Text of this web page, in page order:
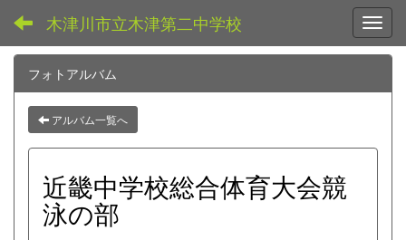
木津川市立木津第二中学校
フォトアルバム
アルバム一覧へ
近畿中学校総合体育大会競
泳の部